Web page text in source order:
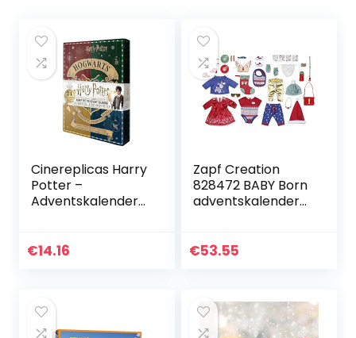
Cinereplicas Harry
Potter –
Adventskalender
€14.16
Zapf Creation
828472 BABY Born
adventskalender
ngen voor BABY
€53.55